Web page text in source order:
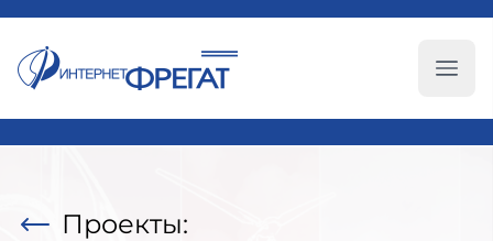
Проекты: